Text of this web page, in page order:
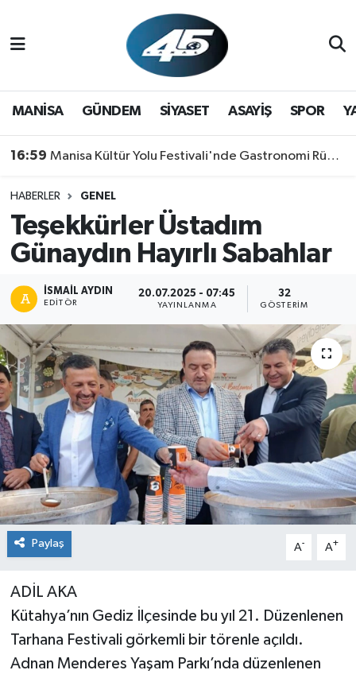
MANİSA GÜNDEM SİYASET ASAYİŞ SPOR
16:59 Manisa Kültür Yolu Festivali'nde Gastronomi Rüzgarı: Lezzetin Yıldızı "Manisa Kebabı" Oldu!
HABERLER GENEL
Teşekkürler Üstadım
Günaydın Hayırlı Sabahlar
İSMAIL AYDIN
EDITÖR
20.07.2025 - 07:45
YAYINLANMA
32
GÖSTERIM
Paylaş A- A+
ADİL AKA
Kütahya’nın Gediz İlçesinde bu yıl 21. Düzenlenen
Tarhana Festivali görkemli bir törenle açıldı.
Adnan Menderes Yaşam Parkı’nda düzenlenen
GÜNDEM
SPOR
YAŞAM
RESMİ REKLAM
Hava Durumu
Trafik Durumu
Son Dakika Haberleri
Haber Arşivi